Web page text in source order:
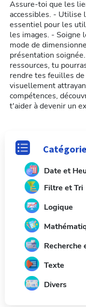
Assure-toi que les
accessibles. - Utilise
essentiel pour les
les images. - Soigne
mode de
présentation
ressources, tu
rendre tes feuilles
visuellement
compétences,
t'aider à devenir un
Date et
Filtre et Tri
Logique
Recherche
Texte
Divers